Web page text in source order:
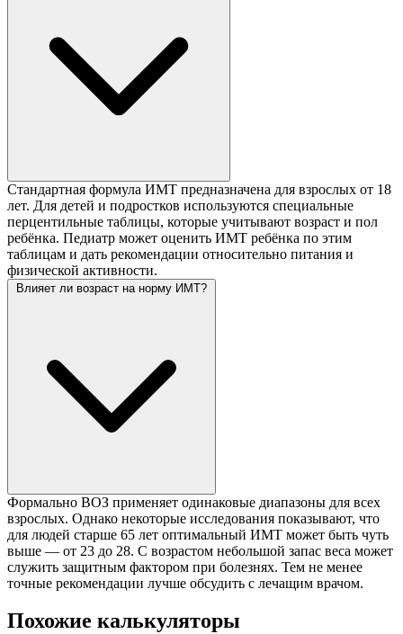
Стандартная формула ИМТ предназначена для взрослых от 18
лет. Для детей и подростков используются специальные
перцентильные таблицы, которые учитывают возраст и пол
ребёнка. Педиатр может оценить ИМТ ребёнка по этим
таблицам и дать рекомендации относительно питания и
физической активности.
Влияет ли возраст на норму ИМТ?
Формально ВОЗ применяет одинаковые диапазоны для всех
взрослых. Однако некоторые исследования показывают, что
для людей старше 65 лет оптимальный ИМТ может быть чуть
выше — от 23 до 28. С возрастом небольшой запас веса может
служить защитным фактором при болезнях. Тем не менее
точные рекомендации лучше обсудить с лечащим врачом.
Похожие калькуляторы